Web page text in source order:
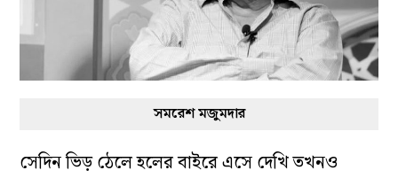
সমরেশ মজুমদার
সেদিন ভিড় ঠেলে হলের বাইরে এসে দেখি তখনও